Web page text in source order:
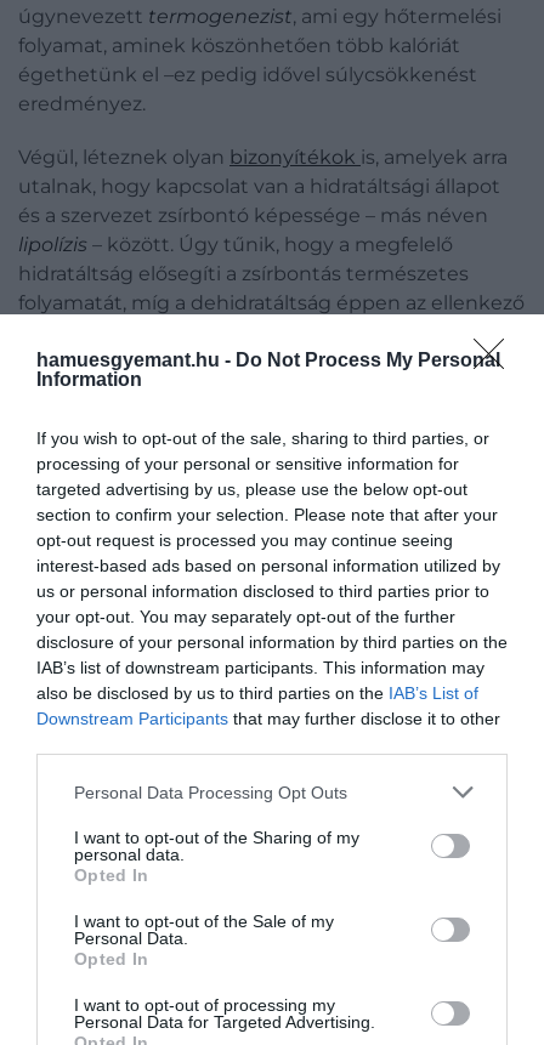
hamuesgyemant.hu - Do Not Process My Personal
Information
If you wish to opt-out of the sale, sharing to third parties, or
processing of your personal or sensitive information for
targeted advertising by us, please use the below opt-out
section to confirm your selection. Please note that after your
opt-out request is processed you may continue seeing
interest-based ads based on personal information utilized by
us or personal information disclosed to third parties prior to
your opt-out. You may separately opt-out of the further
disclosure of your personal information by third parties on the
IAB’s list of downstream participants. This information may
also be disclosed by us to third parties on the IAB’s List of
Downstream Participants that may further disclose it to other
Please note that this website/app uses one or more Google
not limited to your visit or usage behaviour. You may click to
grant or deny consent to Google and its third-party tags to
use your data for below specified purposes in below Google
consent section.
Personal Data Processing Opt Outs
I want to opt-out of the Sharing of my
personal data.
Opted In
I want to opt-out of the Sale of my
Personal Data.
Opted In
I want to opt-out of processing my
Personal Data for Targeted Advertising.
úgynevezett termogenezist, ami egy hőtermelési
folyamat, aminek köszönhetően több kalóriát
égethetünk el –ez pedig idővel súlycsökkenést
eredményez.
Végül, léteznek olyan bizonyítékok is, amelyek arra
utalnak, hogy kapcsolat van a hidratáltsági állapot
és a szervezet zsírbontó képessége – más néven
lipolízis – között. Úgy tűnik, hogy a megfelelő
hidratáltság elősegíti a zsírbontás természetes
folyamatát, míg a dehidratáltság éppen az ellenkező
Ez is érdekelhet: A vízfogyasztás tévhitei: mi
dehidratál, és mi nem?
Van összefüggés a súlygyarapodás és a
folyadékbevitel között?
Ugyan az étkezési szokások nagyban befolyásolják a
testsúlyt, fontos kiemelni, hogy más tényezők,
például a genetika, az életmód és az esetleges
alapbetegségek is befolyásolhatják a szervezet
fogyóképességét.
Bizonyos esetekben a megfelelő folyadékbevitel
lehet az egyik olyan táplálkozási cél, amely segíthet